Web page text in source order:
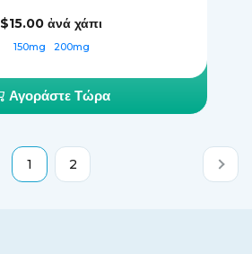
$15.00 ἀνά χάπι
150mg 200mg
Αγοράστε Τώρα
1 2